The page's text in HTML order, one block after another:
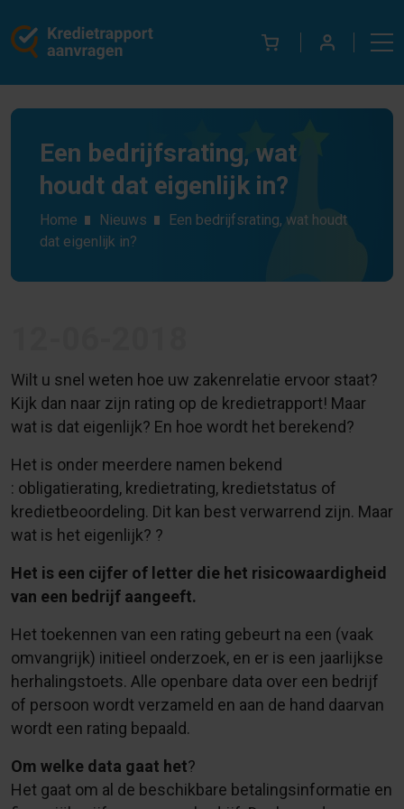
Een bedrijfsrating, wat
houdt dat eigenlijk in?
Home Nieuws
Een bedrijfsrating, wat houdt
dat eigenlijk in?
Wilt u snel weten hoe uw zakenrelatie ervoor staat?
Kijk dan naar zijn rating op de kredietrapport! Maar
wat is dat eigenlijk? En hoe wordt het berekend?
Het is onder meerdere namen bekend
: obligatierating, kredietrating, kredietstatus of
kredietbeoordeling. Dit kan best verwarrend zijn. Maar
wat is het eigenlijk? ?
Het is een cijfer of letter die het risicowaardigheid
van een bedrijf aangeeft.
Het toekennen van een rating gebeurt na een (vaak
omvangrijk) initieel onderzoek, en er is een jaarlijkse
herhalingstoets. Alle openbare data over een bedrijf
of persoon wordt verzameld en aan de hand daarvan
wordt een rating bepaald.
Om welke data gaat het?
Het gaat om al de beschikbare betalingsinformatie en